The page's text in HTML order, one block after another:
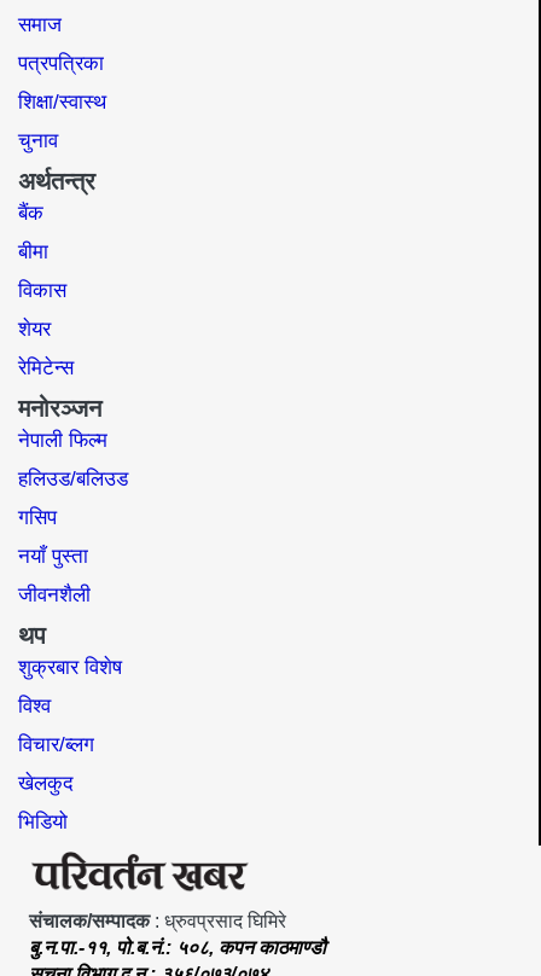
समाज​
पत्रपत्रिका
शिक्षा/स्वास्थ
चुनाव
अर्थतन्त्र
बैंक
बीमा
विकास
शेयर
रेमिटेन्स
मनोरञ्जन
नेपाली फिल्म
हलिउड/बलिउड
गसिप
नयाँ पुस्ता
जीवनशैली
थप
शुक्रबार विशेष
विश्व
विचार/ब्लग
खेलकुद
भिडियो
संचालक/सम्पादक: ध्रुवप्रसाद घिमिरे
बु.न.पा.-११, पो.ब.नं.: ५०८, कपन काठमाण्डौ